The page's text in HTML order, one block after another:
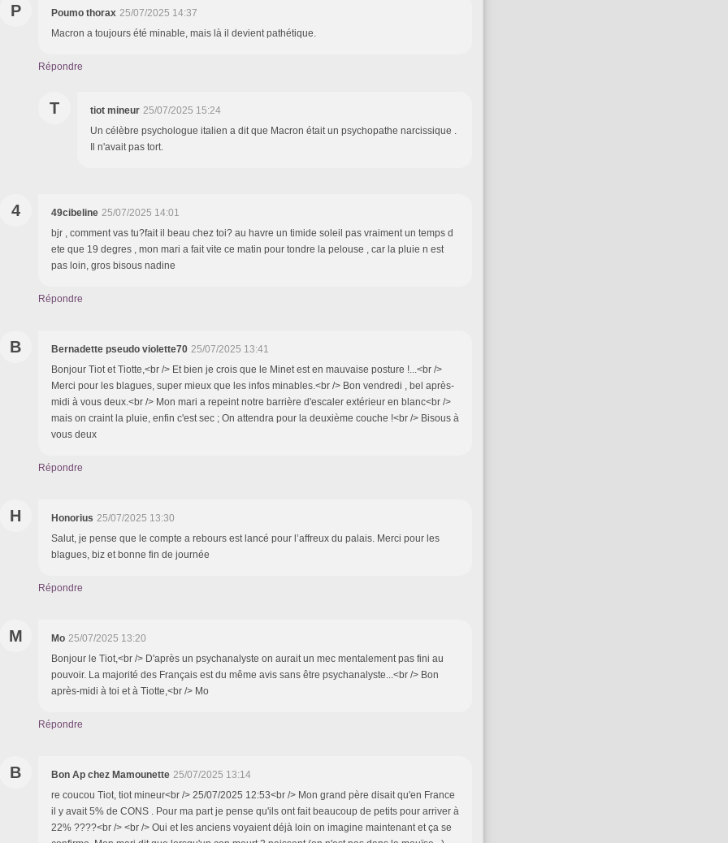
P Poumo thorax 25/07/2025 14:37
Macron a toujours été minable, mais là il devient pathétique.
Répondre
T tiot mineur 25/07/2025 15:24
Un célèbre psychologue italien a dit que Macron était un psychopathe narcissique .
Il n'avait pas tort.
4 49cibeline 25/07/2025 14:01
bjr , comment vas tu?fait il beau chez toi? au havre un timide soleil pas vraiment un temps d
ete que 19 degres , mon mari a fait vite ce matin pour tondre la pelouse , car la pluie n est
pas loin, gros bisous nadine
Répondre
B Bernadette pseudo violette70 25/07/2025 13:41
Bonjour Tiot et Tiotte,<br /> Et bien je crois que le Minet est en mauvaise posture !...<br />
Merci pour les blagues, super mieux que les infos minables.<br /> Bon vendredi , bel après-
midi à vous deux.<br /> Mon mari a repeint notre barrière d'escaler extérieur en blanc<br />
mais on craint la pluie, enfin c'est sec ; On attendra pour la deuxième couche !<br /> Bisous à
vous deux
Répondre
H Honorius 25/07/2025 13:30
Salut, je pense que le compte a rebours est lancé pour l’affreux du palais. Merci pour les
blagues, biz et bonne fin de journée
Répondre
M Mo 25/07/2025 13:20
Bonjour le Tiot,<br /> D'après un psychanalyste on aurait un mec mentalement pas fini au
pouvoir. La majorité des Français est du même avis sans être psychanalyste...<br /> Bon
après-midi à toi et à Tiotte,<br /> Mo
Répondre
B Bon Ap chez Mamounette 25/07/2025 13:14
re coucou Tiot, tiot mineur<br /> 25/07/2025 12:53<br /> Mon grand père disait qu'en France
il y avait 5% de CONS . Pour ma part je pense qu'ils ont fait beaucoup de petits pour arriver à
22% ????<br /> <br /> Oui et les anciens voyaient déjà loin on imagine maintenant et ça se